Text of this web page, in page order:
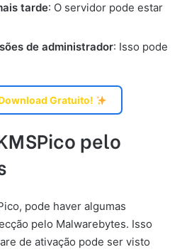
tarde: O servidor pode estar
de administrador: Isso pode
Gratuito!
pelo
pode haver algumas
pelo Malwarebytes. Isso
de ativação pode ser visto